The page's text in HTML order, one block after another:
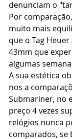
denunciam o
Por
muito mais
que o Tag
43mm que
algumas
A sua estética
nos a
Submariner, no
preço 4 vezes
relógios nunca
comparados, se